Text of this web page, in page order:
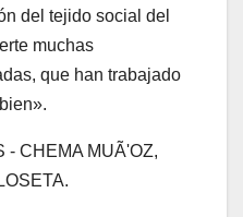
del tejido social del
muchas
que han trabajado